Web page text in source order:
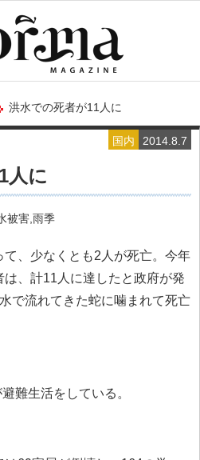
洪水での死者が11人に
2014.8.7
国内
人に
被害 雨季
て、少なくとも2人が死亡。今年
、計11人に達したと政府が発
で流れてきた蛇に噛まれて死亡
難生活をしている。